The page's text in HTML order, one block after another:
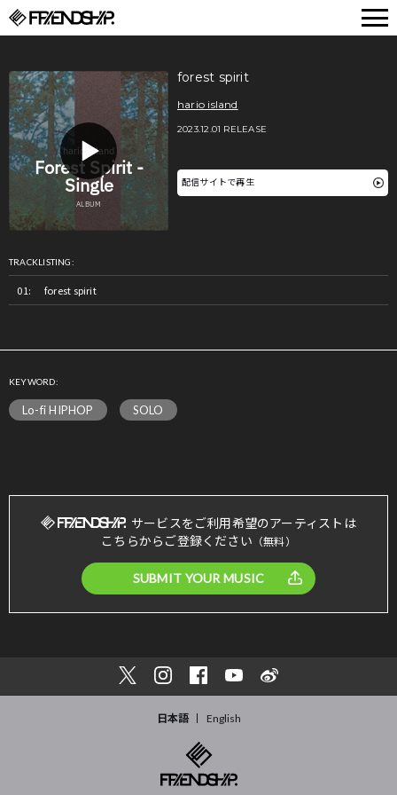
forest spirit
hario island
2023.12.01 RELEASE
配信サイトで再生
TRACKLISTING:
forest spirit
KEYWORD:
Lo-fi HIPHOP SOLO
サービスをご利用希望のアーティストは
こちらからご登録ください （無料）
SUBMIT YOUR MUSIC
日本語 English